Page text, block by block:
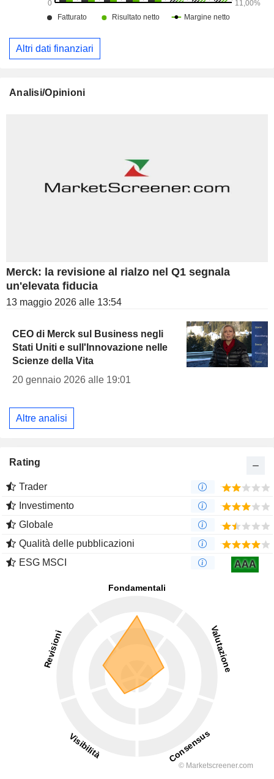
Altri dati finanziari
Analisi/Opinioni
Merck: la revisione al rialzo nel Q1 segnala
un'elevata fiducia
13 maggio 2026 alle 13:54
CEO di Merck sul Business negli
Stati Uniti e sull'Innovazione nelle
Scienze della Vita
20 gennaio 2026 alle 19:01
Altre analisi
Rating
Trader
Investimento
Globale
Qualità delle pubblicazioni
ESG MSCI
AAA